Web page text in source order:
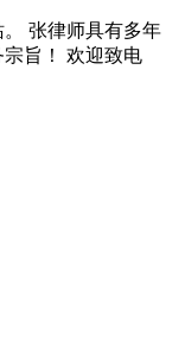
张律师具有多年
旨！ 欢迎致电